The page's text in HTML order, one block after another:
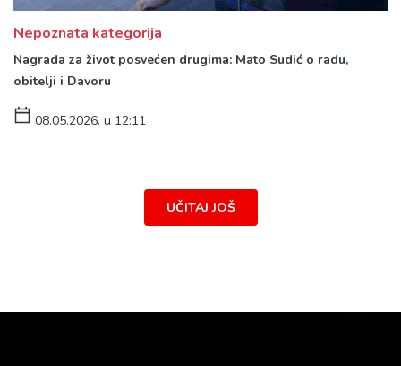
Nepoznata kategorija
Nagrada za život posvećen drugima: Mato Sudić o radu,
obitelji i Davoru
08.05.2026. u 12:11
UČITAJ JOŠ